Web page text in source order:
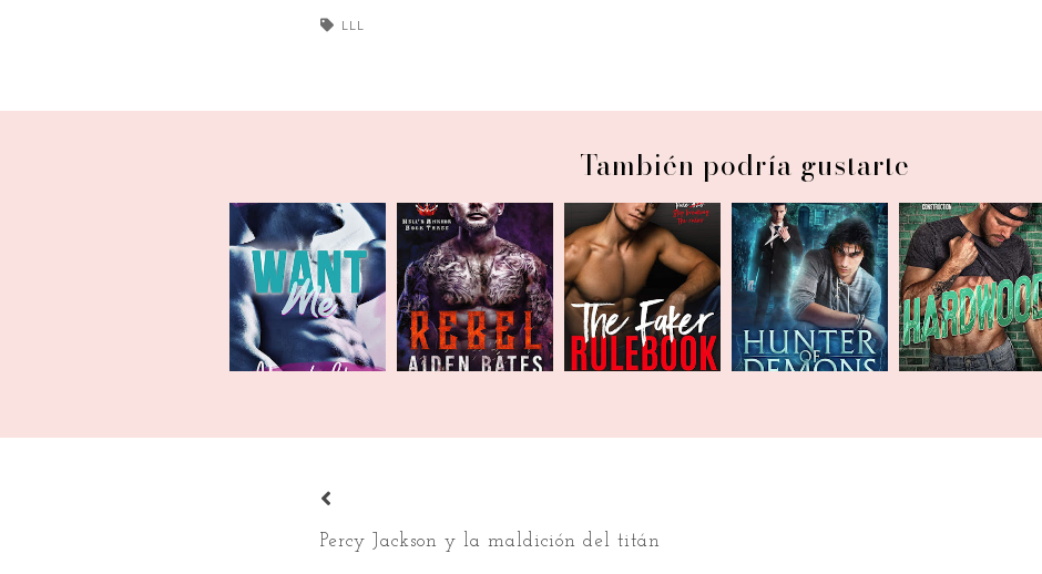
LLL
También podría gustarte
LLL | Mayo
2020
LLL | Marzo
2020
LLL | Febrero
2021
LLL | Octubre
2020
LLL | Julio
Percy Jackson y la maldición del titán